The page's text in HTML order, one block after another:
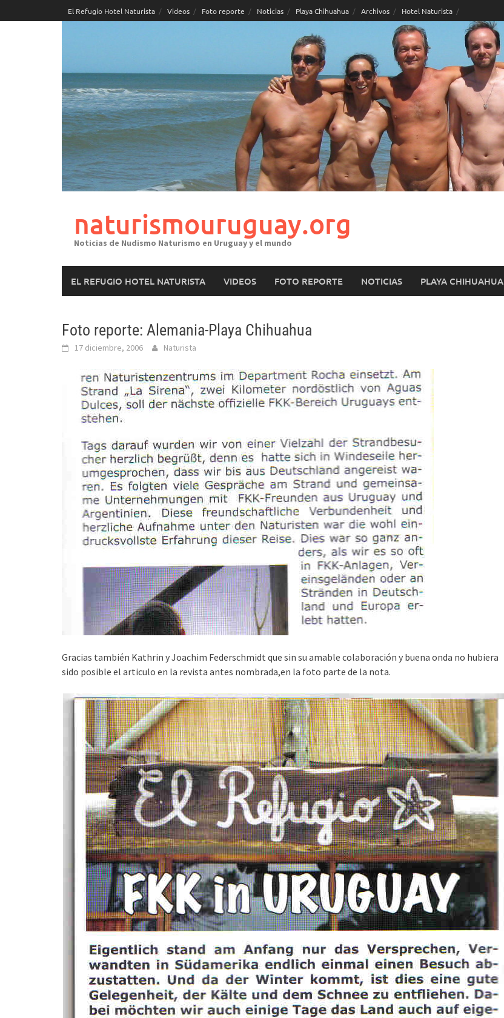
to
El Refugio Hotel Naturista Videos Foto reporte Noticias Playa Chihuahua Archivos Hotel Naturista
naturismouruguay.org
Noticias de Nudismo Naturismo en Uruguay y el mundo
EL REFUGIO HOTEL NATURISTA VIDEOS FOTO REPORTE NOTICIAS PLAYA CHIHUAHUA
Foto reporte: Alemania-Playa Chihuahua
17 diciembre, 2006 Naturista
Gracias también Kathrin y Joachim Federschmidt que sin su amable colaboración y buena onda no hubiera
sido posible el articulo en la revista antes nombrada,en la foto parte de la nota.